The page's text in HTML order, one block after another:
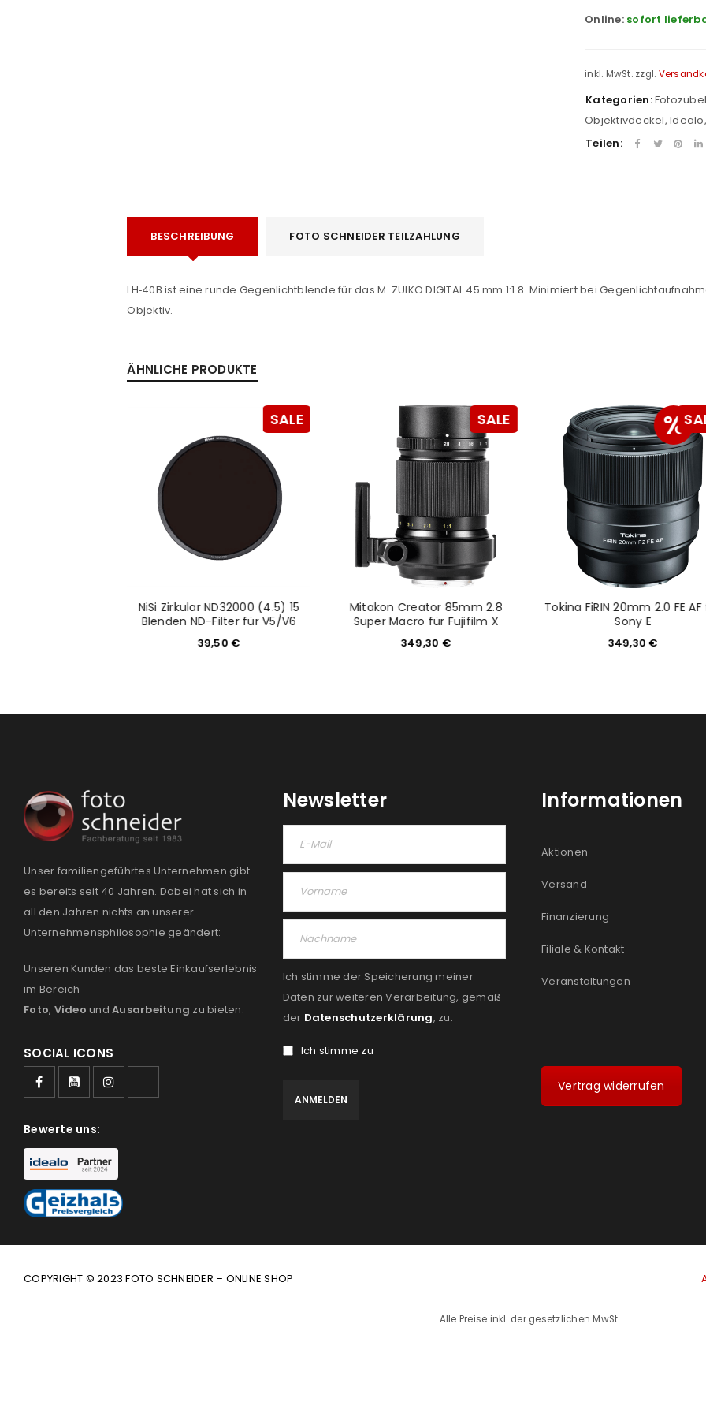
Angemeldet bleiben
PASSWORT VERGESSEN?
Please select all the ways
Ich stimme zu
Ja, ich möchte ein
Datenschutzerklärung. *
REGISTRIEREN
Online: sofort
inkl. MwSt. zzgl.
Kategorien:
Objektivdeckel, Idealo,
Teilen:
BESCHREIBUNG FOTO SCHNEIDER TEILZAHLUNG
LH‑40B ist eine runde Gegenlichtblende für das M. ZUIKO DIGITAL 45 mm 1:1.8. Minimiert bei
Objektiv.
ÄHNLICHE PRODUKTE
SALE
NiSi Zirkular ND32000 (4.5) 15
Blenden ND-Filter für V5/V6
39,50 €
SALE
Mitakon Creator 85mm 2.8
Super Macro für Fujifilm X
349,30 €
%
Tokina FiRIN 20mm 2.0 FE
Sony E
349,30€
Unser familiengeführtes Unternehmen gibt
es bereits seit 40 Jahren. Dabei hat sich in
all den Jahren nichts an unserer
Unternehmensphilosophie geändert:
Unseren Kunden das beste Einkaufserlebnis
im Bereich
Foto, Video und Ausarbeitung zu bieten.
SOCIAL ICONS
Bewerte uns:
Newsletter
Ich stimme der Speicherung meiner
Daten zur weiteren Verarbeitung, gemäß
der Datenschutzerklärung, zu:
Ich stimme zu
Informationen
Aktionen
Versand
Finanzierung
Filiale & Kontakt
Veranstaltungen
Vertrag widerrufen
COPYRIGHT © 2023 FOTO SCHNEIDER – ONLINE SHOP
Alle Preise inkl. der gesetzlichen MwSt.